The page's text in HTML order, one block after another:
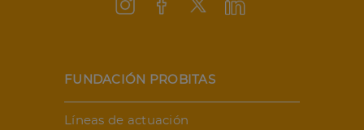
FUNDACIÓN PROBITAS
Líneas de actuación